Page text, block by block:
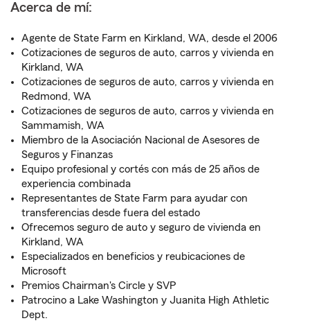
Acerca de mí:
Agente de State Farm en Kirkland, WA, desde el 2006
Cotizaciones de seguros de auto, carros y vivienda en
Kirkland, WA
Cotizaciones de seguros de auto, carros y vivienda en
Redmond, WA
Cotizaciones de seguros de auto, carros y vivienda en
Sammamish, WA
Miembro de la Asociación Nacional de Asesores de
Seguros y Finanzas
Equipo profesional y cortés con más de 25 años de
experiencia combinada
Representantes de State Farm para ayudar con
transferencias desde fuera del estado
Ofrecemos seguro de auto y seguro de vivienda en
Kirkland, WA
Especializados en beneficios y reubicaciones de
Microsoft
Premios Chairman's Circle y SVP
Patrocino a Lake Washington y Juanita High Athletic
Dept.